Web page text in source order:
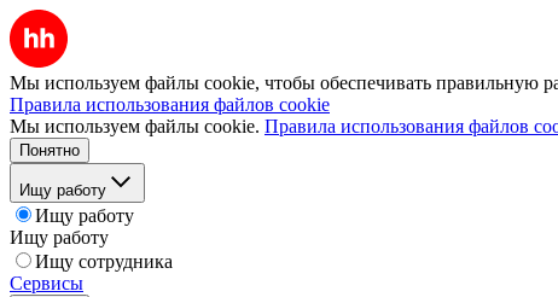
Мы используем файлы cookie, чтобы обеспечивать правильную
Правила использования файлов cookie
Мы используем файлы cookie. Правила использования файлов
Понятно
Ищу работу
Ищу работу
Ищу работу
Ищу сотрудника
Сервисы